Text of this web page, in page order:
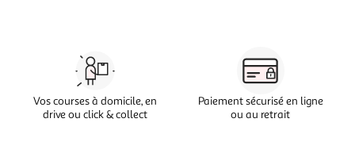
Vos courses à domicile, en
drive ou click & collect
Paiement sécurisé en ligne
ou au retrait